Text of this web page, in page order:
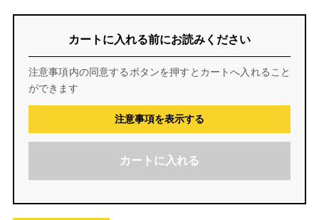
カートに入れる前にお読みください
注意事項内の同意するボタンを押すとカートへ入れること
ができます
注意事項を表示する
カートに入れる